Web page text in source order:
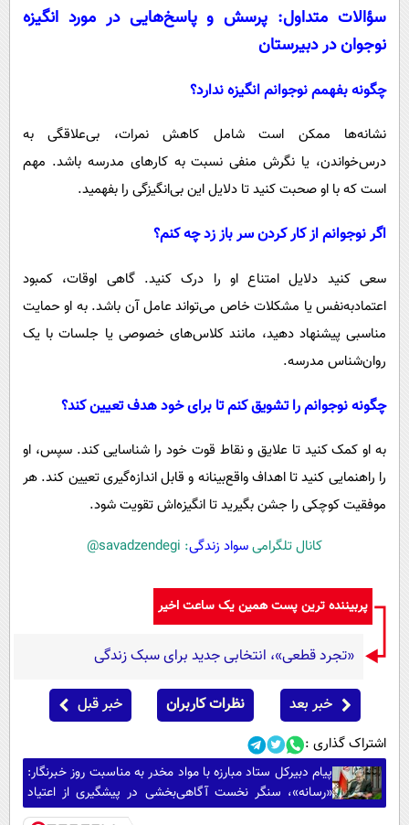
سؤالات متداول: پرسش و پاسخ‌هایی در مورد انگیزه
نوجوان در دبیرستان
چگونه بفهمم نوجوانم انگیزه ندارد؟
نشانه‌ها ممکن است شامل کاهش نمرات، بی‌علاقگی به
درس‌خواندن، یا نگرش منفی نسبت به کارهای مدرسه باشد. مهم
است که با او صحبت کنید تا دلایل این بی‌انگیزگی را بفهمید.
اگر نوجوانم از کار کردن سر باز زد چه کنم؟
سعی کنید دلایل امتناع او را درک کنید. گاهی اوقات، کمبود
اعتمادبه‌نفس یا مشکلات خاص می‌تواند عامل آن باشد. به او حمایت
مناسبی پیشنهاد دهید، مانند کلاس‌های خصوصی یا جلسات با یک
روان‌شناس مدرسه.
چگونه نوجوانم را تشویق کنم تا برای خود هدف تعیین کند؟
به او کمک کنید تا علایق و نقاط قوت خود را شناسایی کند. سپس، او
را راهنمایی کنید تا اهداف واقع‌بینانه و قابل اندازه‌گیری تعیین کند. هر
موفقیت کوچکی را جشن بگیرید تا انگیزه‌اش تقویت شود.
کانال تلگرامیسواد زندگی: savadzendegi@
پربیننده ترین پست همین یک ساعت اخیر
«تجرد قطعی»، انتخابی جدید برای سبک زندگی
خبر بعد نظرات کاربران خبر قبل
اشتراک گذاری :
پیام دبیرکل ستاد مبارزه با مواد مخدر به مناسبت روز خبرنگار:
«رسانه»، سنگر نخست آگاهی‌بخشی در پیشگیری از اعتیاد
است